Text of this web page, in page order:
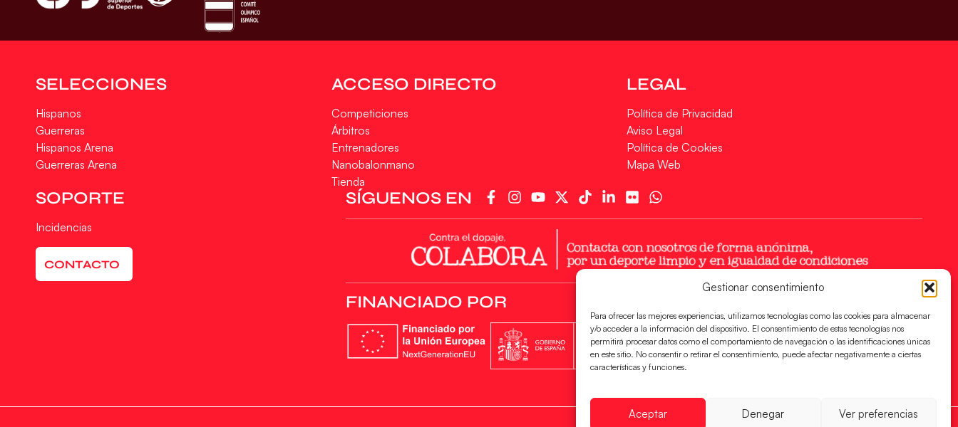
Gestionar consentimiento
Para ofrecer las mejores experiencias, utilizamos tecnologías como las cookies para almacenar
y/o acceder a la información del dispositivo. El consentimiento de estas tecnologías nos
permitirá procesar datos como el comportamiento de navegación o las identificaciones únicas
en este sitio. No consentir o retirar el consentimiento, puede afectar negativamente a ciertas
características y funciones.
Aceptar Denegar Ver preferencias
SELECCIONES
Hispanos
Guerreras
Hispanos Arena
Guerreras Arena
ACCESO DIRECTO
Competiciones
Árbitros
Entrenadores
Nanobalonmano
Tienda
LEGAL
Política de Privacidad
Aviso Legal
Política de Cookies
Mapa Web
SOPORTE
Incidencias
CONTACTO
SÍGUENOS EN
FINANCIADO POR